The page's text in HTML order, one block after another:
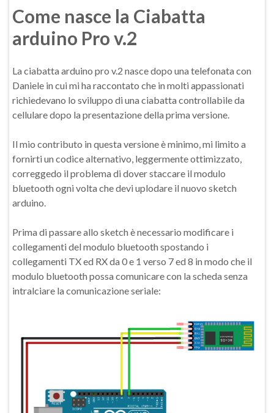
Come nasce la Ciabatta
arduino Pro v.2
La ciabatta arduino pro v.2 nasce dopo una telefonata con
Daniele in cui mi ha raccontato che in molti appassionati
richiedevano lo sviluppo di una ciabatta controllabile da
cellulare dopo la presentazione della prima versione.
Il mio contributo in questa versione è minimo, mi limito a
fornirti un codice alternativo, leggermente ottimizzato,
correggedo il problema di dover staccare il modulo
bluetooth ogni volta che devi uplodare il nuovo sketch
arduino.
Prima di passare allo sketch è necessario modificare i
collegamenti del modulo bluetooth spostando i
collegamenti TX ed RX da 0 e 1 verso 7 ed 8 in modo che il
modulo bluetooth possa comunicare con la scheda senza
intralciare la comunicazione seriale: